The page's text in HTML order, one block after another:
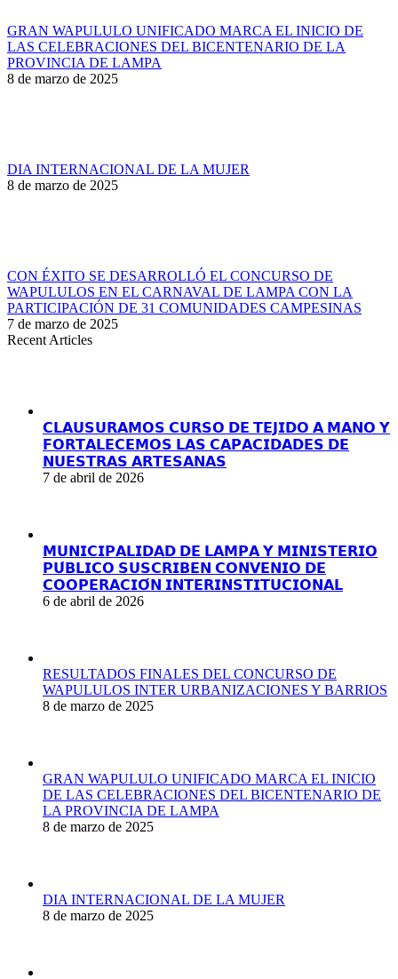
GRAN WAPULULO UNIFICADO MARCA EL INICIO DE
LAS CELEBRACIONES DEL BICENTENARIO DE LA
PROVINCIA DE LAMPA
8 de marzo de 2025
DIA INTERNACIONAL DE LA MUJER
8 de marzo de 2025
CON ÉXITO SE DESARROLLÓ EL CONCURSO DE
WAPULULOS EN EL CARNAVAL DE LAMPA CON LA
PARTICIPACIÓN DE 31 COMUNIDADES CAMPESINAS
7 de marzo de 2025
Recent Articles
𝗖𝗟𝗔𝗨𝗦𝗨𝗥𝗔𝗠𝗢𝗦 𝗖𝗨𝗥𝗦𝗢 𝗗𝗘 𝗧𝗘𝗝𝗜𝗗𝗢 𝗔 𝗠𝗔𝗡𝗢 𝗬
𝗙𝗢𝗥𝗧𝗔𝗟𝗘𝗖𝗘𝗠𝗢𝗦 𝗟𝗔𝗦 𝗖𝗔𝗣𝗔𝗖𝗜𝗗𝗔𝗗𝗘𝗦 𝗗𝗘
𝗡𝗨𝗘𝗦𝗧𝗥𝗔𝗦 𝗔𝗥𝗧𝗘𝗦𝗔𝗡𝗔𝗦
7 de abril de 2026
𝗠𝗨𝗡𝗜𝗖𝗜𝗣𝗔𝗟𝗜𝗗𝗔𝗗 𝗗𝗘 𝗟𝗔𝗠𝗣𝗔 𝗬 𝗠𝗜𝗡𝗜𝗦𝗧𝗘𝗥𝗜𝗢
𝗣𝗨́𝗕𝗟𝗜𝗖𝗢 𝗦𝗨𝗦𝗖𝗥𝗜𝗕𝗘𝗡 𝗖𝗢𝗡𝗩𝗘𝗡𝗜𝗢 𝗗𝗘
𝗖𝗢𝗢𝗣𝗘𝗥𝗔𝗖𝗜𝗢́𝗡 𝗜𝗡𝗧𝗘𝗥𝗜𝗡𝗦𝗧𝗜𝗧𝗨𝗖𝗜𝗢𝗡𝗔𝗟
6 de abril de 2026
RESULTADOS FINALES DEL CONCURSO DE
WAPULULOS INTER URBANIZACIONES Y BARRIOS
8 de marzo de 2025
GRAN WAPULULO UNIFICADO MARCA EL INICIO
DE LAS CELEBRACIONES DEL BICENTENARIO DE
LA PROVINCIA DE LAMPA
8 de marzo de 2025
DIA INTERNACIONAL DE LA MUJER
8 de marzo de 2025